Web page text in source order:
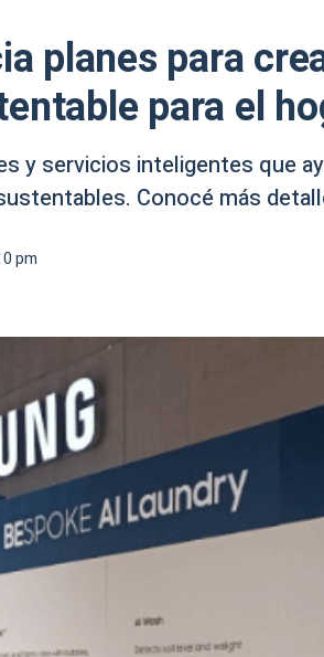
planes para
para el
y servicios inteligentes que
Conocé más
pm